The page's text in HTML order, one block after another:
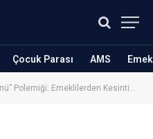
Çocuk Parası AMS
Emeklilerden Kesinti Krizi Avusturya Siyasetini Karıştırdı!